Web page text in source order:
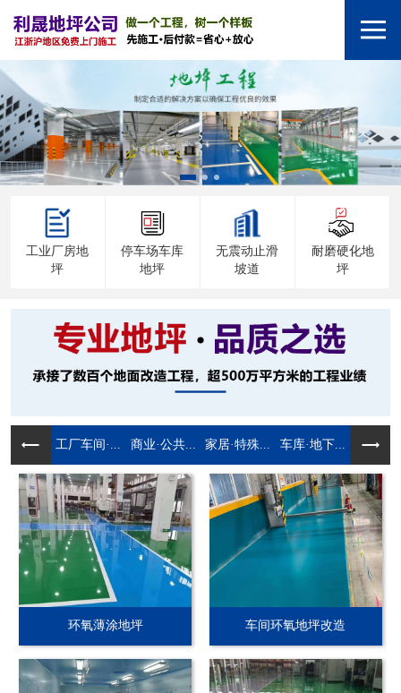
工业厂房地
坪
停车场车库
地坪
无震动止滑
坡道
耐磨硬化地
坪
工厂车间·... 商业·公共... 家居·特殊... 车库·地下...
环氧薄涂地坪 车间环氧地坪改造